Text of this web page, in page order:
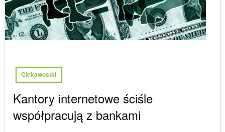
Ciekawostki
Kantory internetowe ściśle
współpracują z bankami